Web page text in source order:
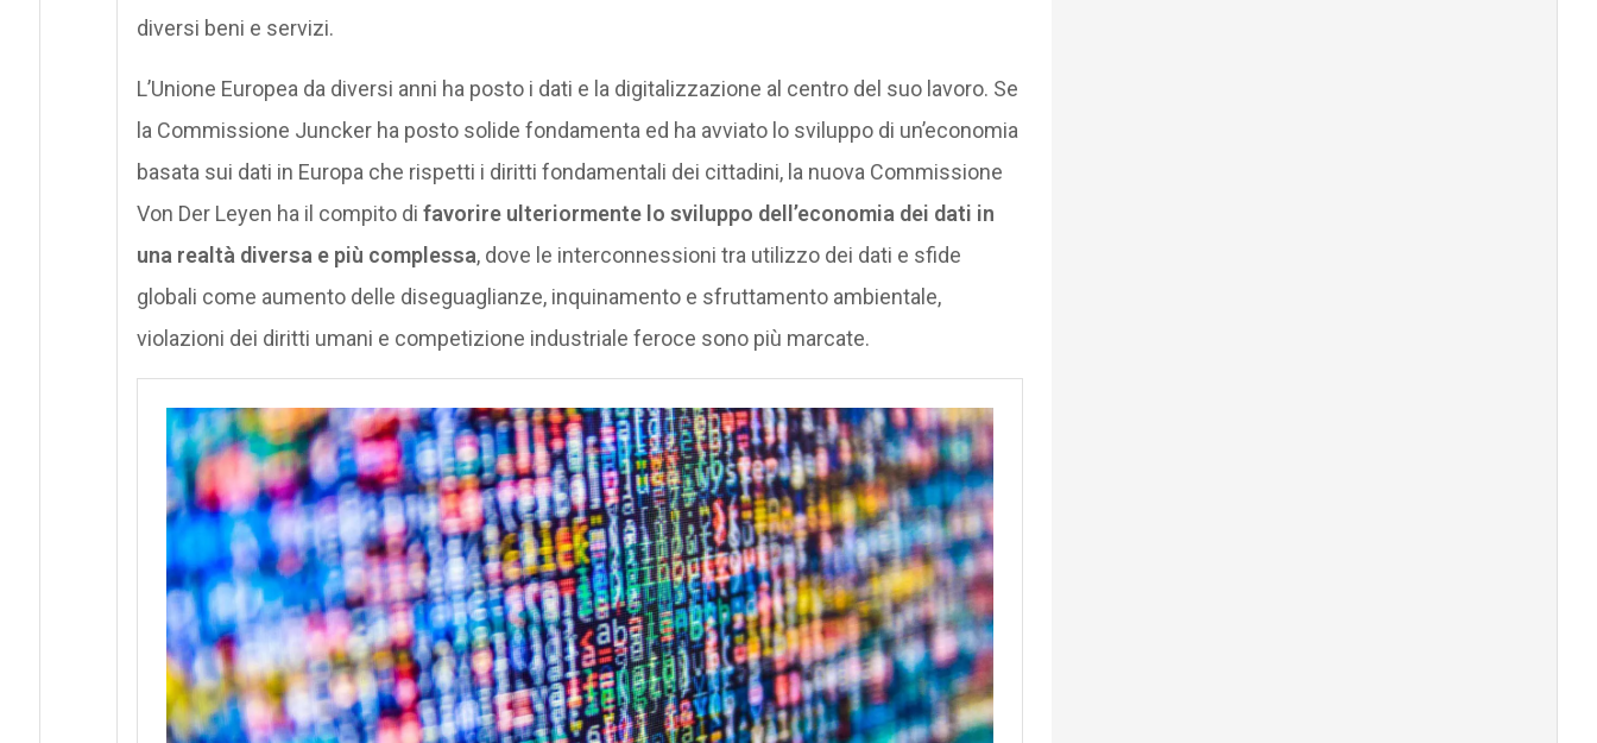
diversi beni e servizi.
L’Unione Europea da diversi anni ha posto i dati e la digitalizzazione al centro del suo lavoro. Se
la Commissione Juncker ha posto solide fondamenta ed ha avviato lo sviluppo di un’economia
basata sui dati in Europa che rispetti i diritti fondamentali dei cittadini, la nuova Commissione
Von Der Leyen ha il compito di favorire ulteriormente lo sviluppo dell’economia dei dati in
una realtà diversa e più complessa, dove le interconnessioni tra utilizzo dei dati e sfide
globali come aumento delle diseguaglianze, inquinamento e sfruttamento ambientale,
violazioni dei diritti umani e competizione industriale feroce sono più marcate.